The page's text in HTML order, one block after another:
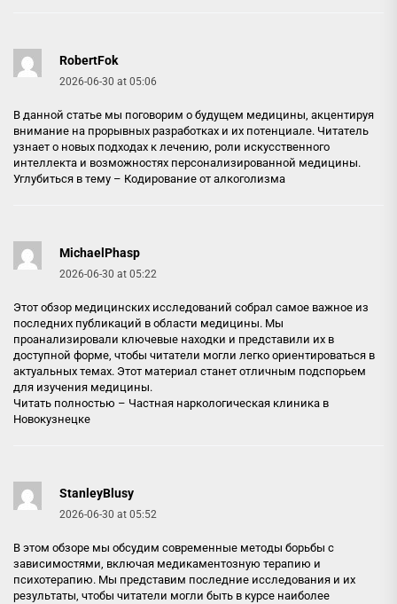
RobertFok
2026-06-30 at 05:06
В данной статье мы поговорим о будущем медицины, акцентируя
внимание на прорывных разработках и их потенциале. Читатель
узнает о новых подходах к лечению, роли искусственного
интеллекта и возможностях персонализированной медицины.
Углубиться в тему – Кодирование от алкоголизма
MichaelPhasp
2026-06-30 at 05:22
Этот обзор медицинских исследований собрал самое важное из
последних публикаций в области медицины. Мы
проанализировали ключевые находки и представили их в
доступной форме, чтобы читатели могли легко ориентироваться в
актуальных темах. Этот материал станет отличным подспорьем
для изучения медицины.
Читать полностью – Частная наркологическая клиника в
Новокузнецке
StanleyBlusy
2026-06-30 at 05:52
В этом обзоре мы обсудим современные методы борьбы с
зависимостями, включая медикаментозную терапию и
психотерапию. Мы представим последние исследования и их
результаты, чтобы читатели могли быть в курсе наиболее